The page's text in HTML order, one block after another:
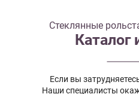
Стеклянные
Каталог
Если вы
Наши специалисты